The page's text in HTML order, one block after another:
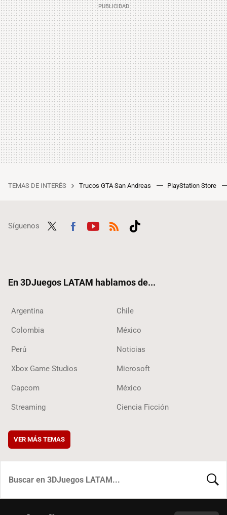
TEMAS DE INTERÉS Trucos GTA San Andreas PlayStation Store
Síguenos
En 3DJuegos LATAM hablamos de...
Argentina Chile
Colombia México
Perú Noticias
Xbox Game Studios Microsoft
Capcom México
Streaming Ciencia Ficción
VER MÁS TEMAS